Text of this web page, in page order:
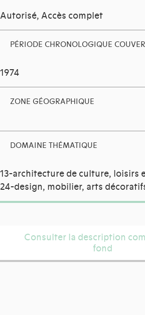
Autorisé, Accès complet
PÉRIODE CHRONOLOGIQUE
1974
ZONE GÉOGRAPHIQUE
DOMAINE THÉMATIQUE
13-architecture de culture, loisirs
24-design, mobilier, arts
Consulter la description
fond